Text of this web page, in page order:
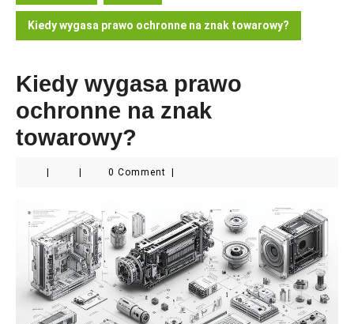
Kiedy wygasa prawo ochronne na znak towarowy?
Kiedy wygasa prawo
ochronne na znak
towarowy?
0 Comment